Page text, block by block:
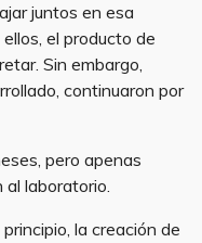
juntos en esa
el producto de
Sin embargo,
continuaron por
pero apenas
laboratorio.
la creación de